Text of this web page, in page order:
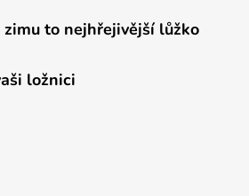
to nejhřejivější lůžko
ložnici